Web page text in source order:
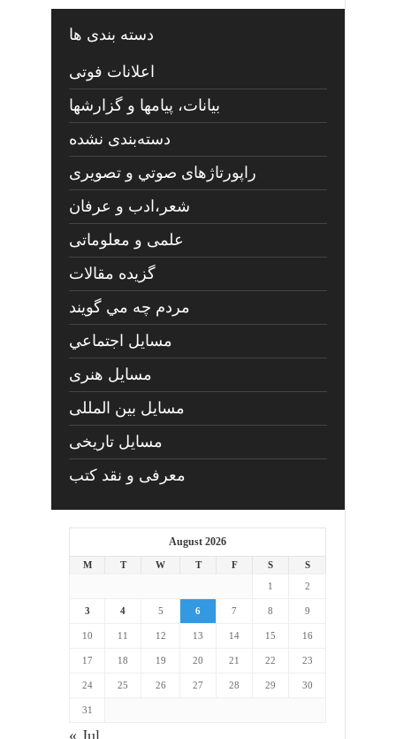
دسته بندی ها
اعلانات فوتی
بیانات، پیامها و گزارشها
دسته‌بندی نشده
راپورتاژهای صوتي و تصويری
شعر،ادب و عرفان
علمی و معلوماتی
گزیده مقالات
مردم چه مي گويند
مسايل اجتماعي
مسايل هنری
مسایل بین المللی
مسایل تاریخی
معرفی و نقد کتب
August 2026
M T W T F S
S
1
2
3 4 5 6 7 8 9
10 11 12 13 14 15 16
17 18 19 20 21 22 23
24 25 26 27 28 29 30
31
« Jul